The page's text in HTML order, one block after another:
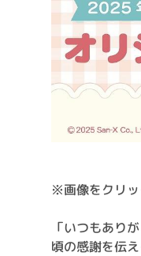
※画像をクリ
「いつもあり
頃の感謝を伝